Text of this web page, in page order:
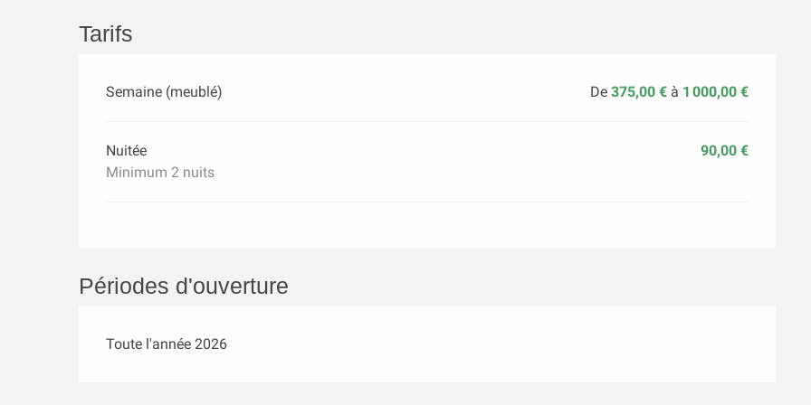
Tarifs
Semaine (meublé) De375,00 € à 1 000,00 €
Nuitée
Minimum 2 nuits
90,00 €
Périodes d'ouverture
Toute l'année 2026